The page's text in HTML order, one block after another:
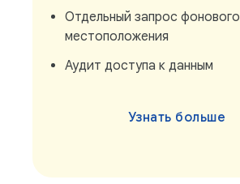
Отдельный запрос фонового
местоположения
Аудит доступа к данным
Узнать больше